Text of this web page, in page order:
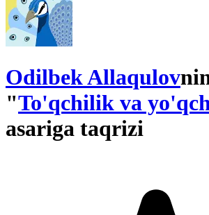
Odilbek Allaqulov
"To'qchilik va
asariga taqrizi